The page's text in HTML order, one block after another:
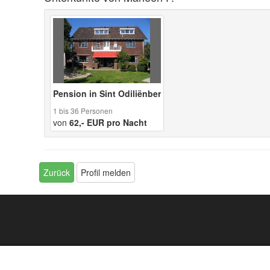
Pension in Sint Odiliënberg Hagelkruisweg
1 bis 36 Personen
von 62,- EUR pro Nacht
Zurück Profil melden
Messen